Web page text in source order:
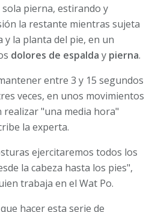
pierna, estirando y
la restante mientras sujeta
y la planta del pie, en un
dolores de espalda y pierna.
entre 3 y 15 segundos
veces, en unos movimientos
"una media hora"
la experta.
ejercitaremos todos los
la cabeza hasta los pies",
trabaja en el Wat Po.
hacer esta serie de